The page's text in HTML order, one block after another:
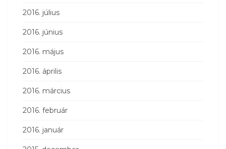
2016. július
2016. június
2016. május
2016. április
2016. március
2016. február
2016. január